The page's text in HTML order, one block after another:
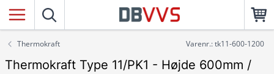
Thermokraft Varenr.: tk11-600-1200
Thermokraft Type 11/PK1 - Højde 600mm /